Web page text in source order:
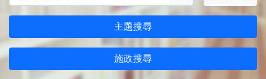
主題搜尋
施政搜尋